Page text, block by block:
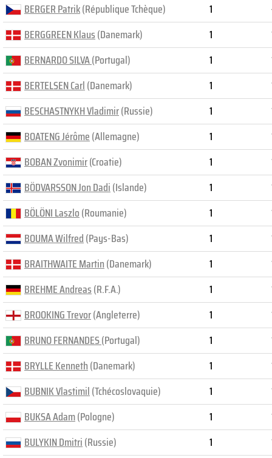
BERGER Patrik(République Tchèque)
BERGGREEN Klaus(Danemark)
BERNARDO SILVA(Portugal)
BERTELSEN Carl(Danemark)
BESCHASTNYKH Vladimir(Russie)
BOATENG Jérôme(Allemagne)
BOBAN Zvonimir(Croatie)
BÖDVARSSON Jon Dadi(Islande)
BÖLÖNI Laszlo(Roumanie)
BOUMA Wilfred(Pays-Bas)
BRAITHWAITE Martin(Danemark)
BREHME Andreas(R.F.A.)
BROOKING Trevor(Angleterre)
BRUNO FERNANDES(Portugal)
BRYLLE Kenneth(Danemark)
BUBNIK Vlastimil(Tchécoslovaquie)
BUKSA Adam(Pologne)
BULYKIN Dmitri(Russie)
1
1
1
1
1
1
1
1
1
1
1
1
1
1
1
1
1
1